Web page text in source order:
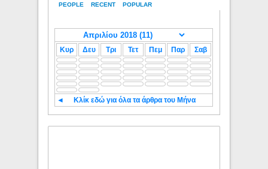
PEOPLE RECENT POPULAR
Κυρ Δευ Τρι Τετ Πεμ Παρ Σαβ
◄ Κλίκ εδώ για όλα τα άρθρα του Μήνα